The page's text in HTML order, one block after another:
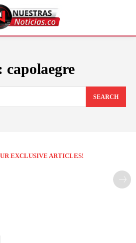
capolaegre
SEARCH
EXCLUSIVE ARTICLES!